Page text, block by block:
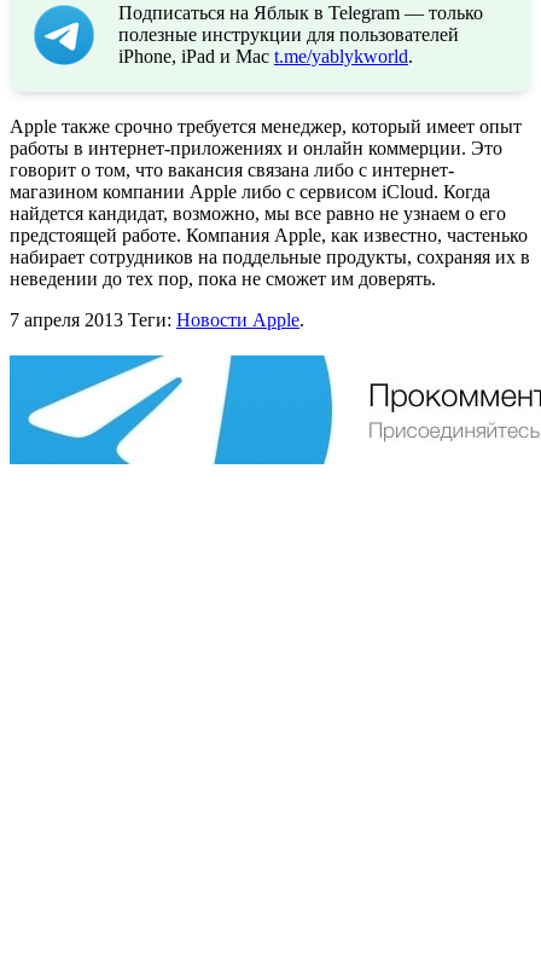
Подписаться на Яблык в Telegram — только
полезные инструкции для пользователей
iPhone, iPad и Mac t.me/yablykworld.
Apple также срочно требуется менеджер, который имеет опыт
работы в интернет-приложениях и онлайн коммерции. Это
говорит о том, что вакансия связана либо с интернет-
магазином компании Apple либо с сервисом iCloud. Когда
найдется кандидат, возможно, мы все равно не узнаем о его
предстоящей работе. Компания Apple, как известно, частенько
набирает сотрудников на поддельные продукты, сохраняя их в
неведении до тех пор, пока не сможет им доверять.
7 апреля 2013 Теги: Новости Apple.